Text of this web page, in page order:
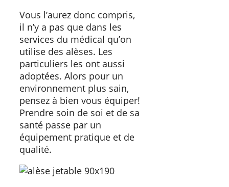
Vous l’aurez donc compris,
il n’y a pas que dans les
services du médical qu’on
utilise des alèses. Les
particuliers les ont aussi
adoptées. Alors pour un
environnement plus sain,
pensez à bien vous équiper!
Prendre soin de soi et de sa
santé passe par un
équipement pratique et de
qualité.